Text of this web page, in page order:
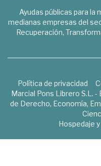
Ayudas públicas para la
medianas empresas del
Recuperación,
Política de privacidad
Marcial Pons Librero S.L.
de Derecho, Economía,
Hospedaje